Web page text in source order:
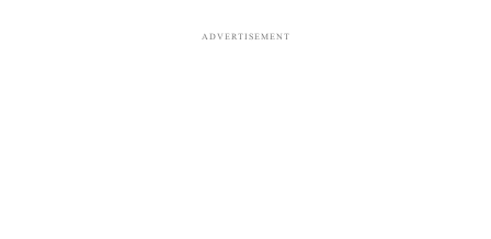
ADVERTISEMENT